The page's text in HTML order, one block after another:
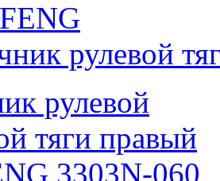
рулевой